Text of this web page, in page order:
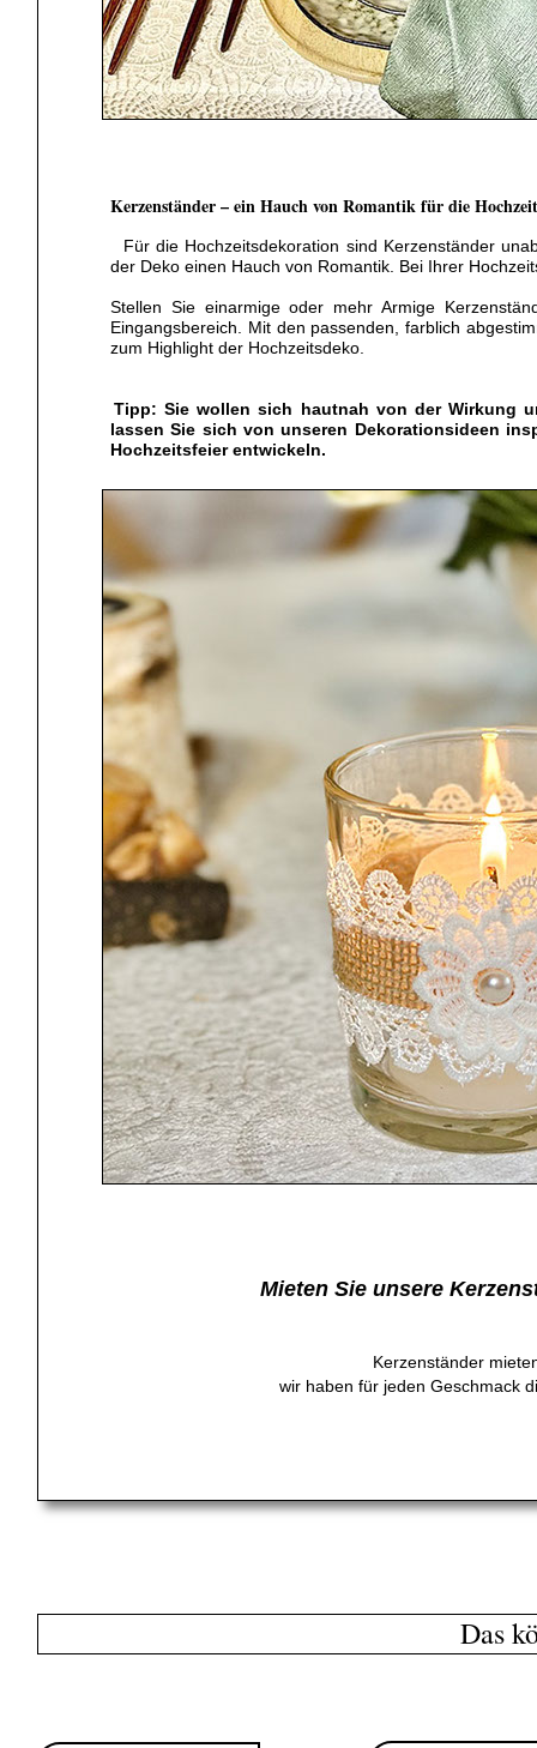
Kerzenständer – ein Hauch von Romantik für die
Für die Hochzeitsdekoration sind Kerzenständer
der Deko einen Hauch von Romantik. Bei Ihrer
Stellen Sie einarmige oder mehr Armige
Eingangsbereich. Mit den passenden, farblich
zum Highlight der Hochzeitsdeko.
Tipp: Sie wollen sich hautnah von der Wirkung
lassen Sie sich von unseren Dekorationsideen
Hochzeitsfeier entwickeln.
Mieten Sie unsere
Kerzenständer
wir haben für jeden Geschmack
Das